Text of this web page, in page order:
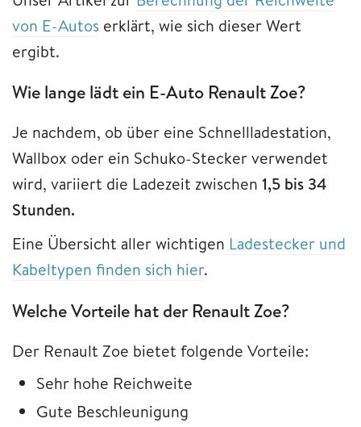
von E-Autos erklärt, wie sich dieser Wert
ergibt.
Wie lange lädt ein E-Auto Renault Zoe?
Je nachdem, ob über eine Schnellladestation,
Wallbox oder ein Schuko-Stecker verwendet
wird, variiert die Ladezeit zwischen 1,5 bis 34
Stunden.
Eine Übersicht aller wichtigen Ladestecker und
Kabeltypen finden sich hier.
Welche Vorteile hat der Renault Zoe?
Der Renault Zoe bietet folgende Vorteile:
Sehr hohe Reichweite
Gute Beschleunigung